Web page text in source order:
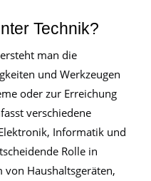
Technik?
man die
und Werkzeugen
oder zur Erreichung
verschiedene
Informatik und
Rolle in
von Haushaltsgeräten,